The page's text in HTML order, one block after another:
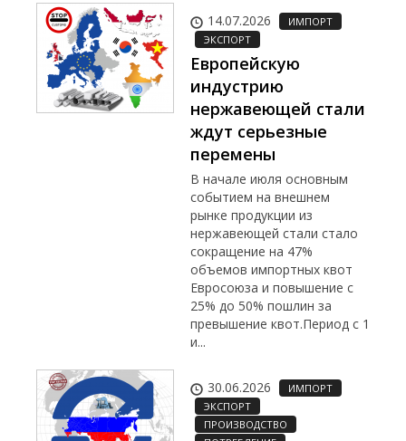
14.07.2026
ИМПОРТ
ЭКСПОРТ
Европейскую
индустрию
нержавеющей стали
ждут серьезные
перемены
В начале июля основным
событием на внешнем
рынке продукции из
нержавеющей стали стало
сокращение на 47%
объемов импортных квот
Евросоюза и повышение с
25% до 50% пошлин за
превышение квот.Период с 1
и...
30.06.2026
ИМПОРТ
ЭКСПОРТ
ПРОИЗВОДСТВО